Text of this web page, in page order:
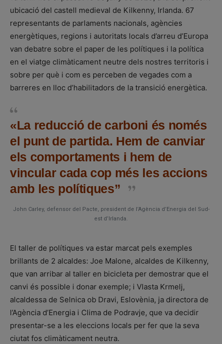
ubicació del castell medieval de Kilkenny, Irlanda. 67
representants de parlaments nacionals, agències
energètiques, regions i autoritats locals d’arreu d’Europa
van debatre sobre el paper de les polítiques i la política
en el viatge climàticament neutre dels nostres territoris i
sobre per què i com es perceben de vegades com a
barreres en lloc d’habilitadors de la transició energètica.
«La reducció de carboni és només
el punt de partida. Hem de canviar
els comportaments i hem de
vincular cada cop més les accions
amb les polítiques”
John Carley, defensor del Pacte, president de l’Agència d’Energia del Sud-
est d’Irlanda.
El taller de polítiques va estar marcat pels exemples
brillants de 2 alcaldes: Joe Malone, alcaldes de Kilkenny,
que van arribar al taller en bicicleta per demostrar que el
canvi és possible i donar exemple; i Vlasta Krmelj,
alcaldessa de Selnica ob Dravi, Eslovènia, ja directora de
l’Agència d’Energia i Clima de Podravje, que va decidir
presentar-se a les eleccions locals per fer que la seva
ciutat fos climàticament neutra.